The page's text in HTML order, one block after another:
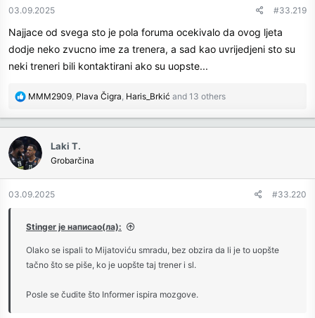
n
:
03.09.2025 #33.219
Najjace od svega sto je pola foruma ocekivalo da ovog ljeta
dodje neko zvucno ime za trenera, a sad kao uvrijedjeni sto su
neki treneri bili kontaktirani ako su uopste...
R
c
t
i
o
n
MMM2909, Plava Čigra, Haris_Brkić and 13 others
Laki T.
Grobarčina
03.09.2025 #33.220
Stinger је написао(ла):
Olako se ispali to Mijatoviću smradu, bez obzira da li je to uopšte
tačno što se piše, ko je uopšte taj trener i sl.
Posle se čudite što Informer ispira mozgove.